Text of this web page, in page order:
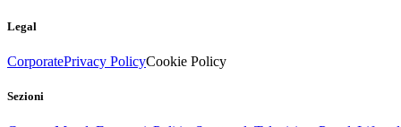
Legal
CorporatePrivacy PolicyCookie Policy
Sezioni